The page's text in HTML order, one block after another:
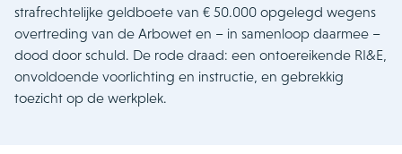
strafrechtelijke geldboete van € 50.000 opgelegd wegens
overtreding van de Arbowet en – in samenloop daarmee –
dood door schuld. De rode draad: een ontoereikende RI&E,
onvoldoende voorlichting en instructie, en gebrekkig
toezicht op de werkplek.